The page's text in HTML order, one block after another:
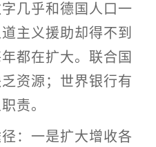
几乎和德国人口一
主义援助却得不到
都在扩大。联合国
资源；世界银行有
责。
：一是扩大增收各